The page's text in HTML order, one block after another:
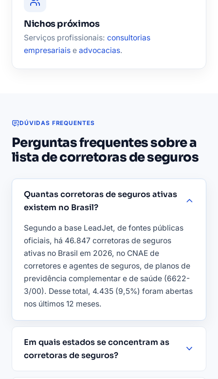
Nichos próximos
Serviços profissionais: consultorias
empresariais e advocacias.
DÚVIDAS FREQUENTES
Perguntas frequentes sobre a
lista de corretoras de seguros
Quantas corretoras de seguros ativas
existem no Brasil?
Segundo a base LeadJet, de fontes públicas
oficiais, há 46.847 corretoras de seguros
ativas no Brasil em 2026, no CNAE de
corretores e agentes de seguros, de planos de
previdência complementar e de saúde (6622-
3/00). Desse total, 4.435 (9,5%) foram abertas
nos últimos 12 meses.
Em quais estados se concentram as
corretoras de seguros?